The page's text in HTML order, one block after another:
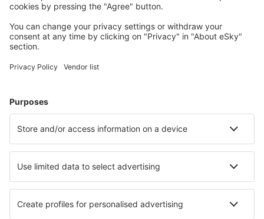
Wählen Sie aus über 1,3 Millionen Unterkünften: Hotels,
Meist gesuchte Unterkünfte von eSky Nutzern
Unterkunft in Westport Unterkunft in Kenmare
Unterkunft in Dublin Unterkunft in Portlaoise
Unterkunft in Ardara Unterkunft in Annagry